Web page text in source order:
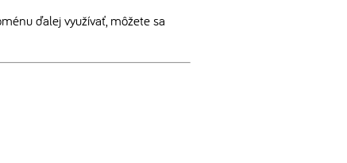
ďalej využívať, môžete sa